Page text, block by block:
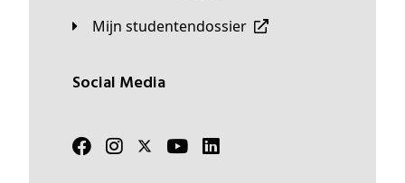
Mijn studentendossier
Social Media